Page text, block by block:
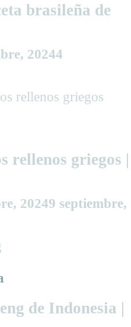
brasileña de
20244
rellenos griegos |
20249 septiembre,
de Indonesia |